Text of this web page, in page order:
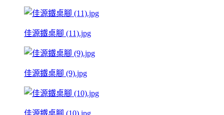
佳源鐵桌腳 (11).jpg
佳源鐵桌腳 (9).jpg
佳源鐵桌腳 (10).jpg